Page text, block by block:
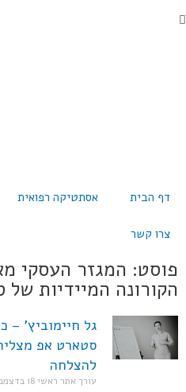
דף הבית אסתטיקה רפואית
צרו קשר
פוסט: המגזר העסקי
הקורונה המיידיות של
גל חיימוביץ' –
סטארט אפ
להצלחה
עורך אתר ראשי18 בדצמבר 2025